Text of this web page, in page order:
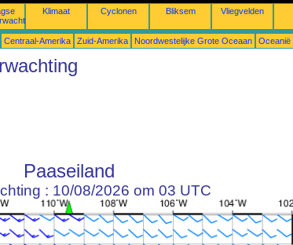
Klimaat Cyclonen Bliksem Vliegvelden
Centraal-Amerika Zuid-Amerika Noordwestelijke Grote Oceaan Oceanië
Paaseiland
: 10/08/2026 om 03 UTC